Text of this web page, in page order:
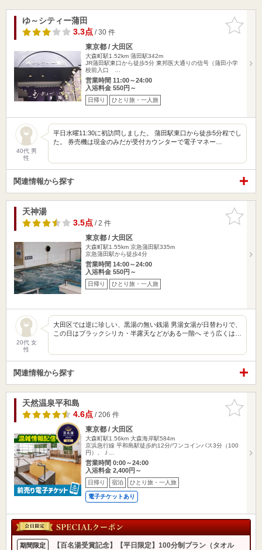
お気に入
りに追加
ゆ～シティー蒲田
3.3点/ 30 件
東京都 / 大田区
大森町駅1.52km 蒲田駅342m
JR蒲田駅東口から徒歩5分 東邦医大通りの信号（蒲田小学
校前入口 …
営業時間 11:00～24:00
入浴料金 550円～
日帰り ひとり旅・一人旅
40代 男
性
平日水曜11:30に初訪問しました。 蒲田駅東口から徒歩5分程でし
た。 券売機は現金のみだが受付カウンターで電子マネー…
関連情報から探す
お気に入
りに追加
天神湯
3.5点/ 2 件
東京都 / 大田区
大森町駅1.55km 京急蒲田駅335m
京急蒲田駅から徒歩4分
営業時間 14:00～24:00
入浴料金 550円～
日帰り ひとり旅・一人旅
20代 女
性
大田区では逆に珍しい、黒湯の無い銭湯 男湯女湯が日替わりで、
この日はブラックシリカ・半露天などがある一階へ そう広くは…
関連情報から探す
お気に入
りに追加
天然温泉平和島
4.6点/ 206 件
東京都 / 大田区
大森町駅1.56km 大森海岸駅584m
京浜急行線 平和島駅徒歩約12分/ワンコインバス3分（100
円）、Ｊ…
営業時間 0:00～24:00
入浴料金 2,400円～
日帰り 宿泊 ひとり旅・一人旅
電子チケットあり
期間限定
【百名湯受賞記念】【平日限定】100分制プラン（タオル